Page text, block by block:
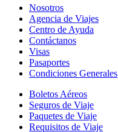
Nosotros
Agencia de Viajes
Centro de Ayuda
Contáctanos
Visas
Pasaportes
Condiciones Generales
Boletos Aéreos
Seguros de Viaje
Paquetes de Viaje
Requisitos de Viaje